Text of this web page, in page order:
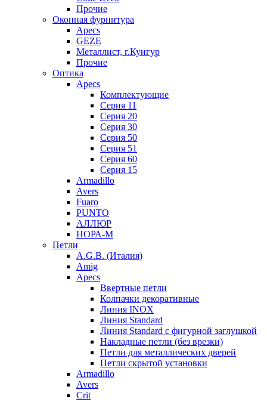
Прочие
Оконная фурнитура
Apecs
GEZE
Металлист, г.Кунгур
Прочие
Оптика
Apecs
Комплектующие
Серия 11
Серия 20
Серия 30
Серия 50
Серия 51
Серия 60
Серия 15
Armadillo
Avers
Fuaro
PUNTO
АЛЛЮР
НОРА-М
Петли
A.G.B. (Италия)
Amig
Apecs
Ввертные петли
Колпачки декоративные
Линия INOX
Линия Standard
Линия Standard с фигурной заглушкой
Накладные петли (без врезки)
Петли для металлических дверей
Петли скрытой установки
Armadillo
Avers
Crit